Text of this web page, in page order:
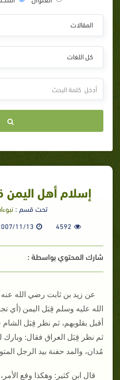
المقالات
كل اللغات
إسلام أهل اليمن
تحت قسم :
4592
11/13
شارك المحتوي بواسطة :
عن زيد بن ثابت رضي الله
الله عليه وسلم قِبَل اليمن (أي
أقبل بقلوبهم، ثم نظر قِبَل الشام
ثم نظر قِبَل العراق فقال: وبارك
مُدان، والمد حفنة بيد الرجل
قال ابن كثير: وهكذا وقع